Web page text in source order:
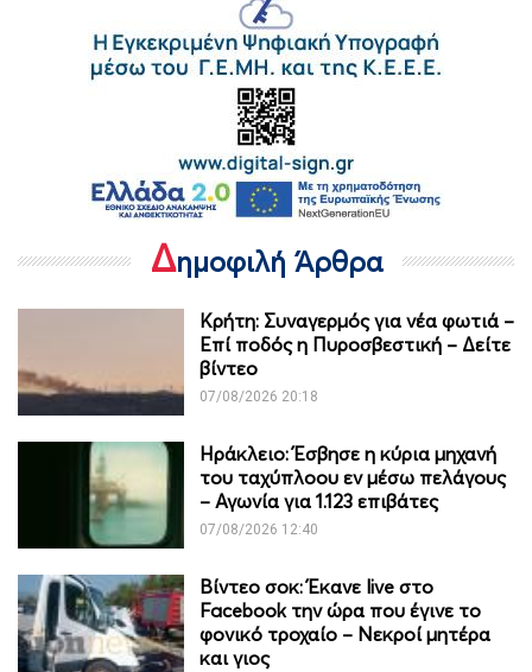
Δημοφιλή Άρθρα
Κρήτη: Συναγερμός για νέα φωτιά –
Επί ποδός η Πυροσβεστική – Δείτε
βίντεο
07/08/2026 20:18
Ηράκλειο: Έσβησε η κύρια μηχανή
του ταχύπλοου εν μέσω πελάγους
– Αγωνία για 1.123 επιβάτες
07/08/2026 12:40
Βίντεο σοκ: Έκανε live στο
Facebook την ώρα που έγινε το
φονικό τροχαίο – Νεκροί μητέρα
και γιος